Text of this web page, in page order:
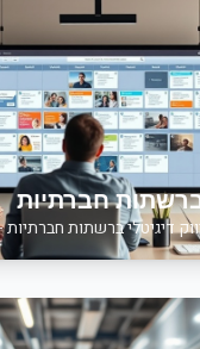
חברתיות
דיגיטלי ברשתות